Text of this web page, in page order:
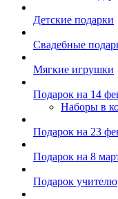
Детские подарки
Свадебные
Мягкие игрушки
Подарок на 14
Наборы в
Подарок на 23
Подарок на 8
Подарок учителю